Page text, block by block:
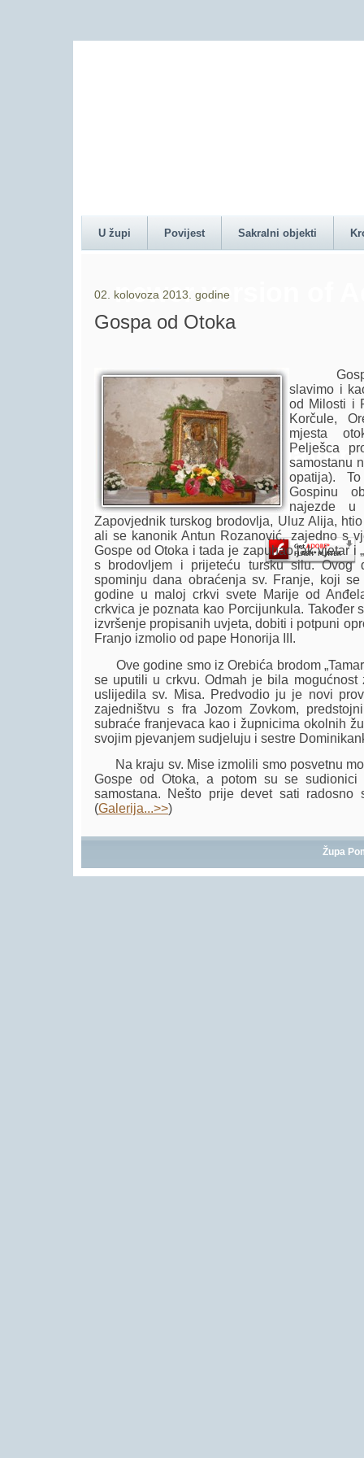
newer version of
Player.
U župi Povijest Sakralni objekti
02. kolovoza 2013. godine
Gospa od Otoka
Gospu
slavimo i
od Milosti i
Korčule,
mjesta
Pelješca
samostanu
opatija).
Gospinu
najezde
Zapovjednik turskog brodovlja, Uluz Alija,
ali se kanonik Antun Rozanović, zajedno s
Gospe od Otoka i tada je zapuhao jak vjetar i
s brodovljem i prijeteću tursku silu. Ovog
spominju dana obraćenja sv. Franje, koji
godine u maloj crkvi svete Marije od
crkvica je poznata kao Porcijunkula. Također
izvršenje propisanih uvjeta, dobiti i potpuni
Franjo izmolio od pape Honorija III.
Ove godine smo iz Orebića brodom
se uputili u crkvu. Odmah je bila mogućnost
uslijedila sv. Misa. Predvodio ju je novi
zajedništvu s fra Jozom Zovkom,
subraće franjevaca kao i župnicima okolnih
svojim pjevanjem sudjeluju i sestre
Na kraju sv. Mise izmolili smo posvetnu
Gospe od Otoka, a potom su se
samostana. Nešto prije devet sati
(Galerija...>>)
Župa